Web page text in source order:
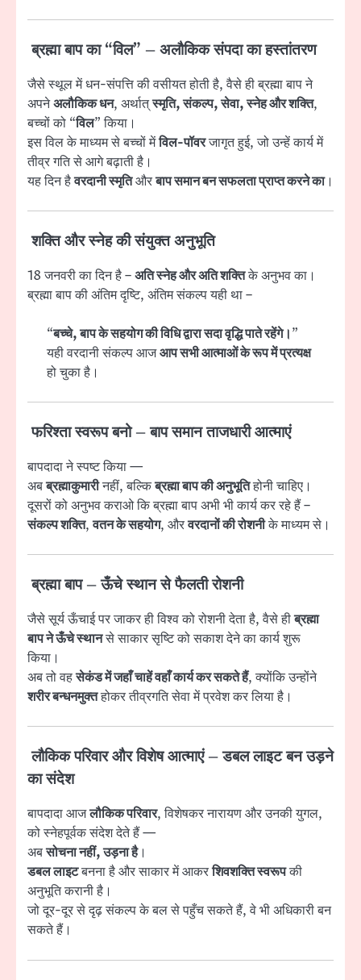
ब्रह्मा बाप का “विल” – अलौकिक संपदा का हस्तांतरण
जैसे स्थूल में धन-संपत्ति की वसीयत होती है, वैसे ही ब्रह्मा बाप ने
अपनेअलौकिक धन, अर्थात्स्मृति, संकल्प, सेवा, स्नेह और शक्ति,
बच्चों को “विल” किया।
इस विल के माध्यम से बच्चों मेंविल-पॉवरजागृत हुई, जो उन्हें कार्य में
तीव्र गति से आगे बढ़ाती है।
यह दिन हैवरदानी स्मृतिऔरबाप समान बन सफलता प्राप्त करने का।
शक्ति और स्नेह की संयुक्त अनुभूति
18 जनवरी का दिन है –अति स्नेह और अति शक्तिके अनुभव का।
ब्रह्मा बाप की अंतिम दृष्टि, अंतिम संकल्प यही था –
“बच्चे, बाप के सहयोग की विधि द्वारा सदा वृद्धि पाते रहेंगे।”
यही वरदानी संकल्प आजआप सभी आत्माओं के रूप में प्रत्यक्ष
हो चुका है।
फरिश्ता स्वरूप बनो – बाप समान ताजधारी आत्माएं
बापदादा ने स्पष्ट किया —
अबब्रह्माकुमारीनहीं, बल्किब्रह्मा बाप की अनुभूतिहोनी चाहिए।
दूसरों को अनुभव कराओ कि ब्रह्मा बाप अभी भी कार्य कर रहे हैं –
संकल्प शक्ति,वतन के सहयोग, औरवरदानों की रोशनीके माध्यम से।
ब्रह्मा बाप – ऊँचे स्थान से फैलती रोशनी
जैसे सूर्य ऊँचाई पर जाकर ही विश्व को रोशनी देता है, वैसे हीब्रह्मा
बाप ने ऊँचे स्थानसे साकार सृष्टि को सकाश देने का कार्य शुरू
किया।
अब तो वहसेकंड में जहाँ चाहें वहाँ कार्य कर सकते हैं, क्योंकि उन्होंने
शरीर बन्धनमुक्तहोकर तीव्रगति सेवा में प्रवेश कर लिया है।
लौकिक परिवार और विशेष आत्माएं – डबल लाइट बन उड़ने
का संदेश
बापदादा आजलौकिक परिवार, विशेषकर नारायण और उनकी युगल,
को स्नेहपूर्वक संदेश देते हैं —
अबसोचना नहीं, उड़ना है।
डबल लाइटबनना है और साकार में आकरशिवशक्ति स्वरूपकी
अनुभूति करानी है।
जो दूर-दूर से दृढ़ संकल्प के बल से पहुँच सकते हैं, वे भी अधिकारी बन
सकते हैं।